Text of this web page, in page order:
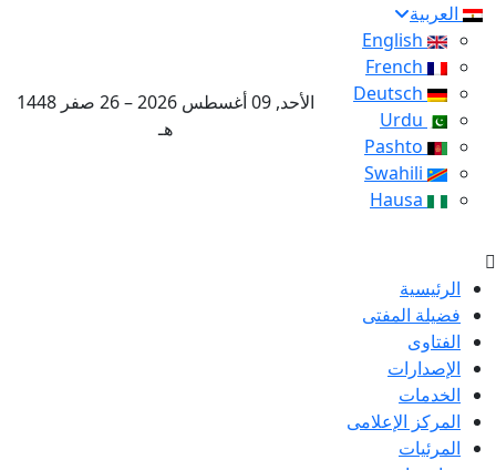
العربية
الأحد, 09 أغسطس 2026 – 26 صفر 1448
هـ
الرئيسية
فضيلة المفتى
الفتاوى
الإصدارات
الخدمات
المركز الإعلامى
المرئيات